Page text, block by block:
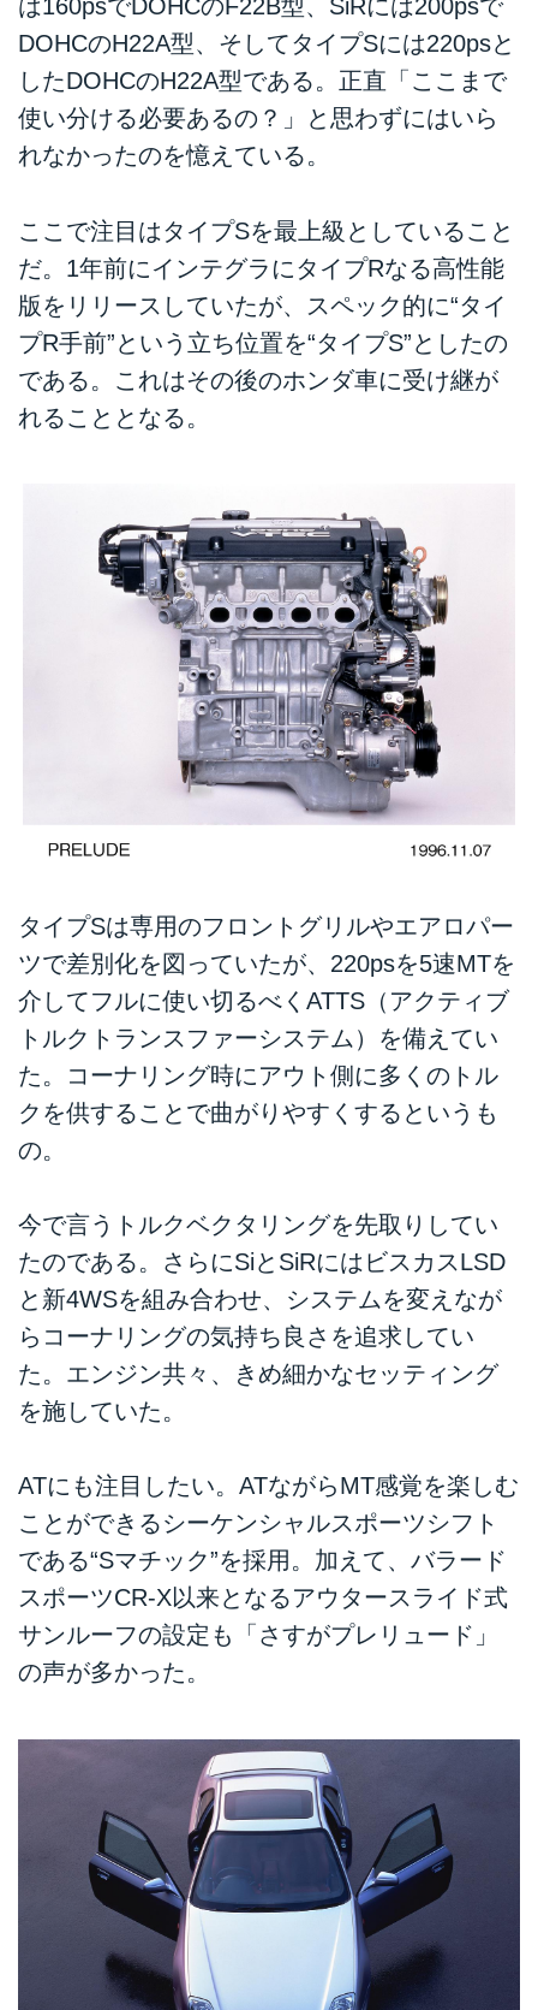
は160psでDOHCのF22B型、SiRには200psで
DOHCのH22A型、そしてタイプSには220psと
したDOHCのH22A型である。正直「ここまで
使い分ける必要あるの？」と思わずにはいら
れなかったのを憶えている。
ここで注目はタイプSを最上級としていること
だ。1年前にインテグラにタイプRなる高性能
版をリリースしていたが、スペック的に“タイ
プR手前”という立ち位置を“タイプS”としたの
である。これはその後のホンダ車に受け継が
れることとなる。
タイプSは専用のフロントグリルやエアロパー
ツで差別化を図っていたが、220psを5速MTを
介してフルに使い切るべくATTS（アクティブ
トルクトランスファーシステム）を備えてい
た。コーナリング時にアウト側に多くのトル
クを供することで曲がりやすくするというも
の。
今で言うトルクベクタリングを先取りしてい
たのである。さらにSiとSiRにはビスカスLSD
と新4WSを組み合わせ、システムを変えなが
らコーナリングの気持ち良さを追求してい
た。エンジン共々、きめ細かなセッティング
を施していた。
ATにも注目したい。ATながらMT感覚を楽しむ
ことができるシーケンシャルスポーツシフト
である“Sマチック”を採用。加えて、バラード
スポーツCR-X以来となるアウタースライド式
サンルーフの設定も「さすがプレリュード」
の声が多かった。